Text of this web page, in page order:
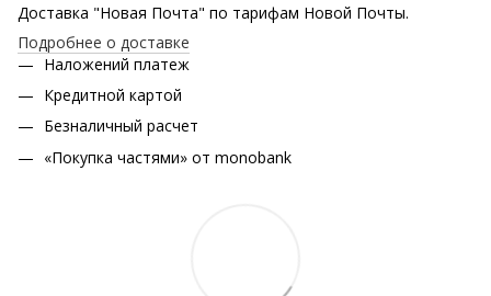
Доставка "Новая Почта" по тарифам Новой Почты.
Подробнее о доставке
Наложений платеж
Кредитной картой
Безналичный расчет
«Покупка частями» от monobank